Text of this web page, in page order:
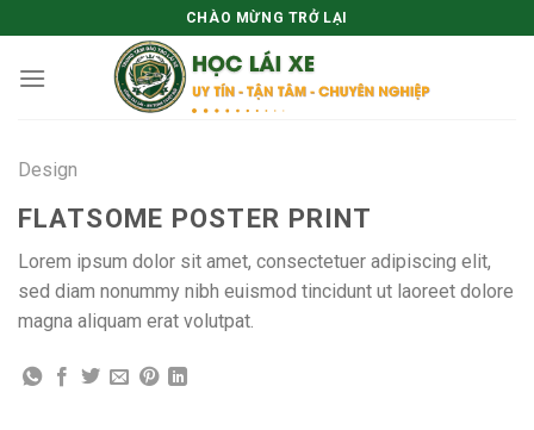
to
content
CHÀO MỪNG TRỞ LẠI
Design
FLATSOME POSTER PRINT
Lorem ipsum dolor sit amet, consectetuer adipiscing elit,
sed diam nonummy nibh euismod tincidunt ut laoreet dolore
magna aliquam erat volutpat.